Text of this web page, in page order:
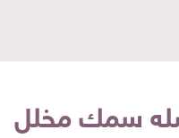
سمك مخلل